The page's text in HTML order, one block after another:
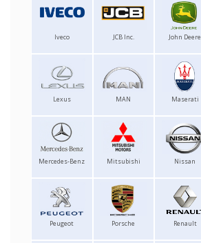
Iveco JCB Inc. John Deere
Lexus MAN Maserati
Mercedes-Benz Mitsubishi Nissan
Peugeot Porsche Renault